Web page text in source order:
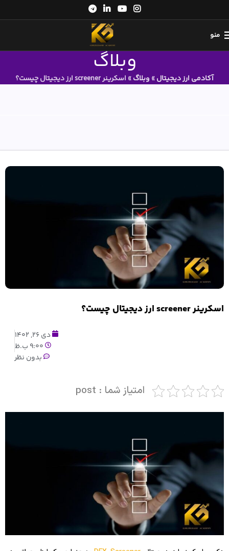
منو
وبلاگ
آکادمی ارز دیجیتال» وبلاگ» اسکرینر screener ارز دیجیتال چیست؟
اسکرینر screener ارز دیجیتال چیست؟
دی 26, 1402
9:00 ب.ظ
بدون نظر
امتیاز شما : post